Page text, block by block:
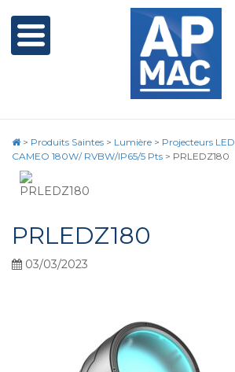
> Produits Saintes > Lumière > Projecteurs LED
CAMEO 180W/ RVBW/IP65/5 Pts > PRLEDZ180
PRLEDZ180
03/03/2023